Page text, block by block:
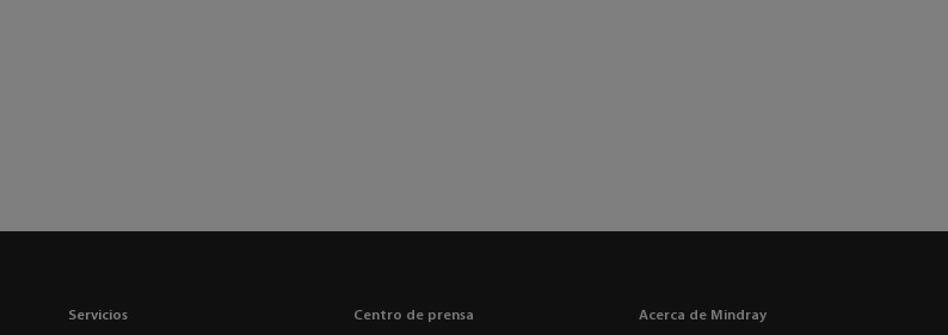
Servicios Centro de prensa Acerca de Mindray